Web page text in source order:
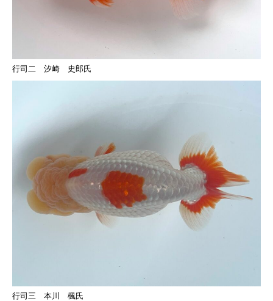
行司二 汐崎 史郎氏
行司三 本川 楓氏